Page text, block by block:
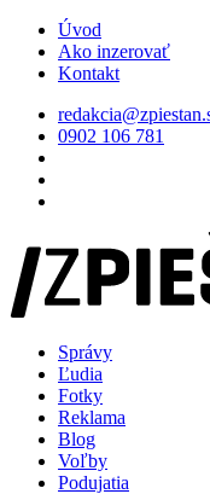
Úvod
Ako inzerovať
Kontakt
0902 106 781
Správy
Ľudia
Fotky
Reklama
Blog
Voľby
Podujatia